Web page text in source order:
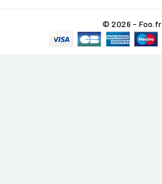
© 2026 - Foo.fr